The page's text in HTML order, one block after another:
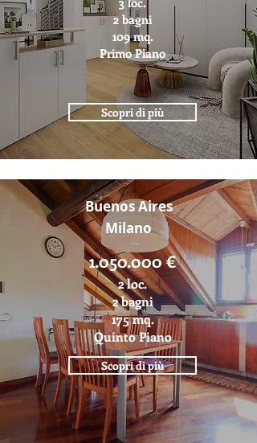
2 bagni
109 mq.
Primo Piano
Scopri di più
Buenos Aires
Milano
1.050.000€
2 loc.
2 bagni
175 mq.
Quinto Piano
Scopri di più